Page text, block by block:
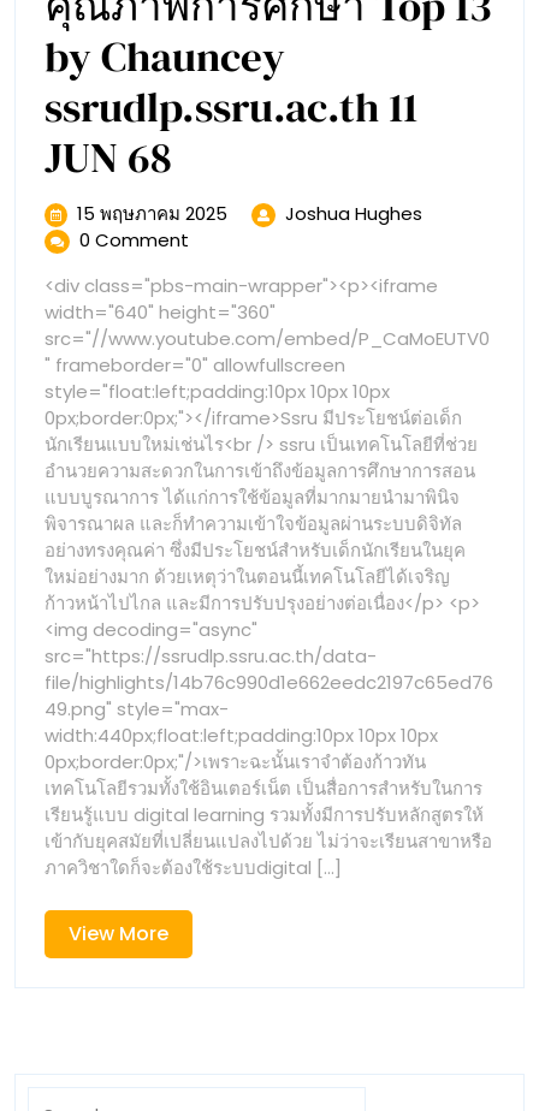
by Chauncey
ssrudlp.ssru.ac.th 11
JUN 68
learning
คณะ
สวนสุนันทา
เด่น
ทุก
สาขา
ทักษะ
วิชาชีพ
หอใน
สะดวก
สบาย
ราคา
ประหยัด
การ
อบรม
อาชีพ
ขัดเกลา
15 พฤษภาคม 2025 Joshua Hughes
สวนสุนันทา
ทุก
วิชาชีพ
หอใน
สะดวก
สบาย
ราคา
ประหยัด
การ
อบรม
ขัดเกลา
ดี
สู่
สังคม
ssru
กา
0 Comment
<div class="pbs-main-wrapper"><p><iframe
width="640" height="360"
src="//www.youtube.com/embed/P_CaMoEUTV0
" frameborder="0" allowfullscreen
style="float:left;padding:10px 10px 10px
0px;border:0px;"></iframe>Ssru มีประโยชน์ต่อเด็ก
นักเรียนแบบใหม่เช่นไร<br /> ssru เป็นเทคโนโลยีที่ช่วย
อำนวยความสะดวกในการเข้าถึงข้อมูลการศึกษาการสอน
แบบบูรณาการ ได้แก่การใช้ข้อมูลที่มากมายนำมาพินิจ
พิจารณาผล และก็ทำความเข้าใจข้อมูลผ่านระบบดิจิทัล
อย่างทรงคุณค่า ซึ่งมีประโยชน์สำหรับเด็กนักเรียนในยุค
ใหม่อย่างมาก ด้วยเหตุว่าในตอนนี้เทคโนโลยีได้เจริญ
ก้าวหน้าไปไกล และมีการปรับปรุงอย่างต่อเนื่อง</p> <p>
<img decoding="async"
src="https://ssrudlp.ssru.ac.th/data-
file/highlights/14b76c990d1e662eedc2197c65ed76
49.png" style="max-
width:440px;float:left;padding:10px 10px 10px
0px;border:0px;"/>เพราะฉะนั้นเราจำต้องก้าวทัน
เทคโนโลยีรวมทั้งใช้อินเตอร์เน็ต เป็นสื่อการสำหรับในการ
เรียนรู้แบบ digital learning รวมทั้งมีการปรับหลักสูตรให้
เข้ากับยุคสมัยที่เปลี่ยนแปลงไปด้วย ไม่ว่าจะเรียนสาขาหรือ
ภาควิชาใดก็จะต้องใช้ระบบdigital [...]
View MoreView
More